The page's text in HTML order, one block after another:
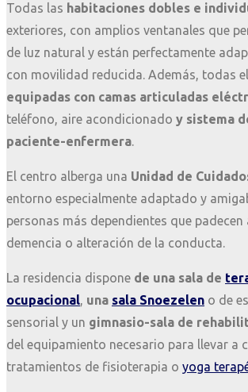
Todas las habitaciones dobles e
exteriores, con amplios ventanales que
de luz natural y están perfectamente
con movilidad reducida. Además, todas
equipadas con camas articuladas
teléfono, aire acondicionado y sistema
paciente-enfermera.
El centro alberga una Unidad de
entorno especialmente adaptado y
personas más dependientes que
demencia o alteración de la conducta.
La residencia dispone de una sala de
ocupacional, una sala Snoezelen o de
sensorial y un gimnasio-sala de
del equipamiento necesario para llevar a
tratamientos de fisioterapia o yoga